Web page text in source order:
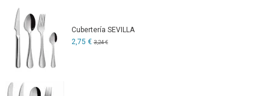
Cubertería SEVILLA
2,75 € 3,24 €